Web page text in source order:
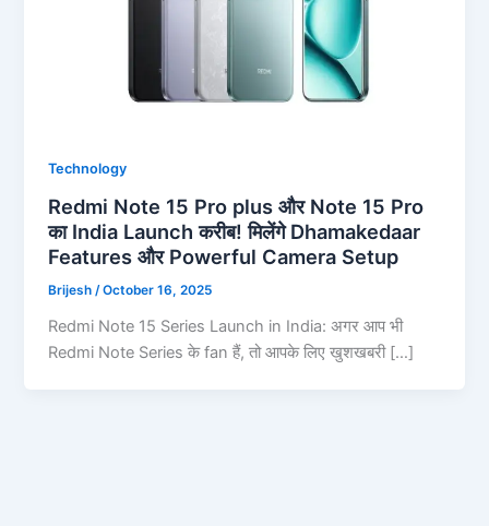
Technology
Redmi Note 15 Pro plus और Note 15 Pro
का India Launch करीब! मिलेंगे Dhamakedaar
Features और Powerful Camera Setup
Brijesh /October 16, 2025
Redmi Note 15 Series Launch in India: अगर आप भी
Redmi Note Series के fan हैं, तो आपके लिए खुशखबरी […]